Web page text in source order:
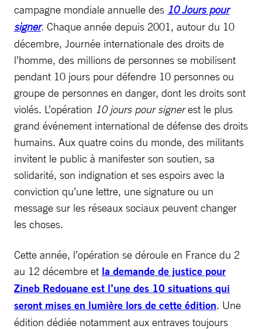
campagne mondiale annuelle des 10 Jours pour
signer. Chaque année depuis 2001, autour du 10
décembre, Journée internationale des droits de
l’homme, des millions de personnes se mobilisent
pendant 10 jours pour défendre 10 personnes ou
groupe de personnes en danger, dont les droits sont
violés. L’opération 10 jours pour signerest le plus
grand événement international de défense des droits
humains. Aux quatre coins du monde, des militants
invitent le public à manifester son soutien, sa
solidarité, son indignation et ses espoirs avec la
conviction qu’une lettre, une signature ou un
message sur les réseaux sociaux peuvent changer
les choses.
Cette année, l’opération se déroule en France du 2
au 12 décembre et la demande de justice pour
Zineb Redouane est l’une des 10 situations qui
seront mises en lumière lors de cette édition. Une
édition dédiée notamment aux entraves toujours